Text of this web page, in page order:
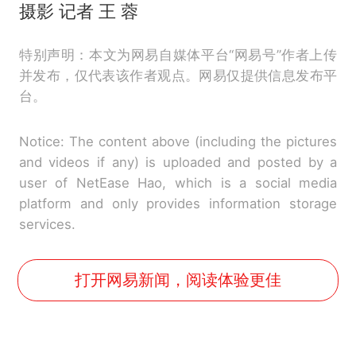
摄影 记者 王 蓉
特别声明：本文为网易自媒体平台“网易号”作者上传
并发布，仅代表该作者观点。网易仅提供信息发布平
台。
Notice: The content above (including the pictures
and videos if any) is uploaded and posted by a
user of NetEase Hao, which is a social media
platform and only provides information storage
services.
打开网易新闻，阅读体验更佳